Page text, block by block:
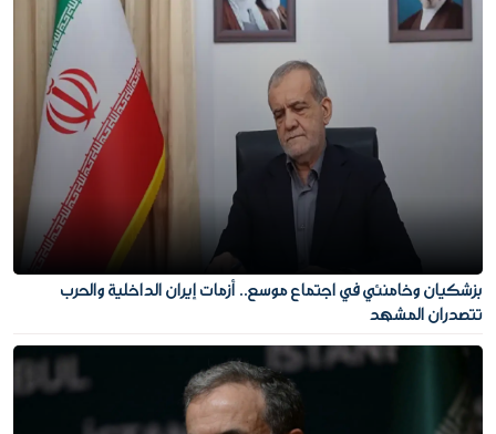
بزشكيان وخامنئي في اجتماع موسع.. أزمات إيران الداخلية والحرب
تتصدران المشهد